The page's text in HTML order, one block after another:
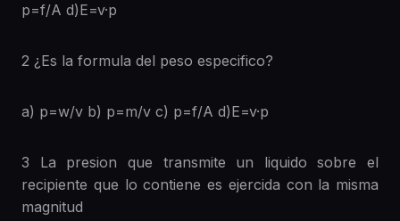
p=f/A d)E=v·p
2 ¿Es la formula del peso especifico?
a) p=w/v b) p=m/v c) p=f/A d)E=v·p
3 La presion que transmite un liquido sobre el
recipiente que lo contiene es ejercida con la misma
magnitud